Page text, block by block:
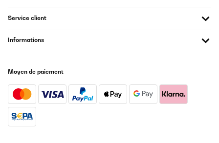
Service client
Informations
Moyen de paiement